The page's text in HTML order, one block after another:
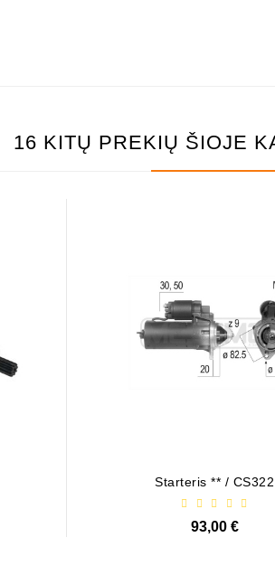
16 KITŲ PREKIŲ ŠIOJE
Starteris ** / CS322
93,00 €